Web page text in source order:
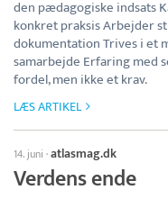
den pædagogiske indsats
konkret praksis Arbejder
dokumentation Trives i et
samarbejde Erfaring med
fordel, men ikke et krav.
LÆS ARTIKEL
14. juni ·atlasmag.dk
Verdens ende